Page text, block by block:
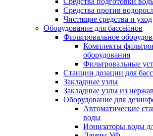
Средства против
Чистящие средства и уход
Оборудование для бассейнов
Фильтровальное
Комплекты
оборудования
Фильтровальные
Станции дозации для
Закладные узлы
Закладные узлы из
Оборудование для
Автоматические
воды
Ионизаторы воды